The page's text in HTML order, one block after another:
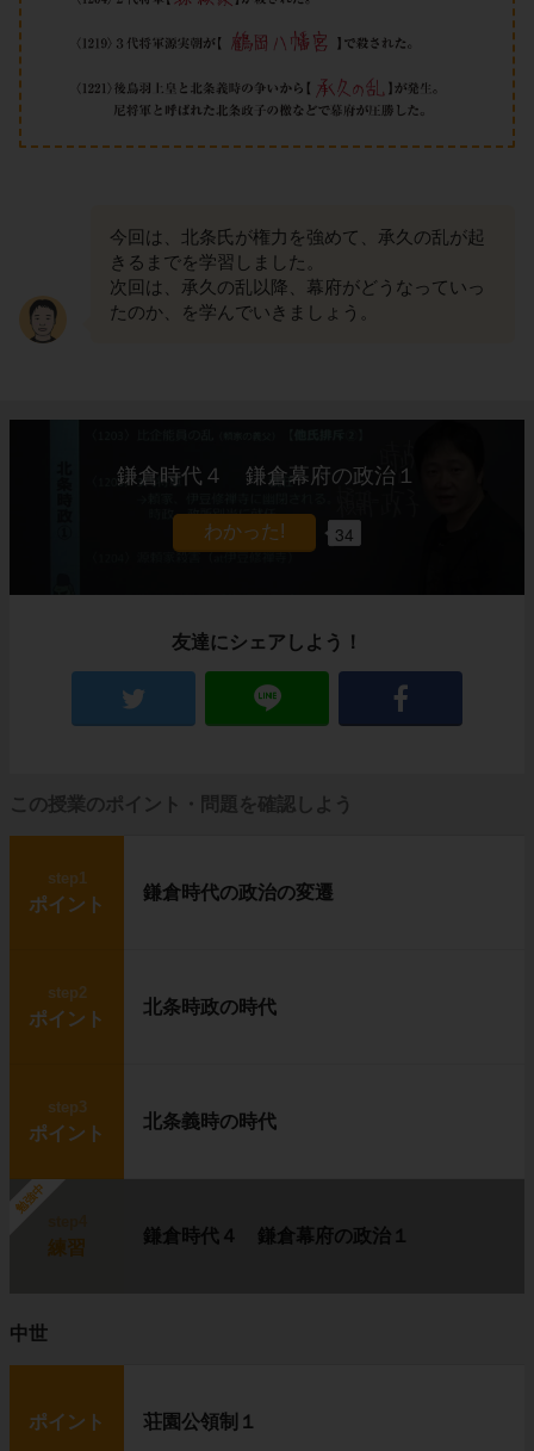
今回は、北条氏が権力を強めて、承久の乱が起
きるまでを学習しました。
次回は、承久の乱以降、幕府がどうなっていっ
たのか、を学んでいきましょう。
鎌倉時代４ 鎌倉幕府の政治１
34
友達にシェアしよう！
この授業のポイント・問題を確認しよう
step1
ポイント
鎌倉時代の政治の変遷
step2
ポイント
北条時政の時代
step3
ポイント
北条義時の時代
勉強中
練習
鎌倉時代４ 鎌倉幕府の政治１
中世
ポイント 荘園公領制１